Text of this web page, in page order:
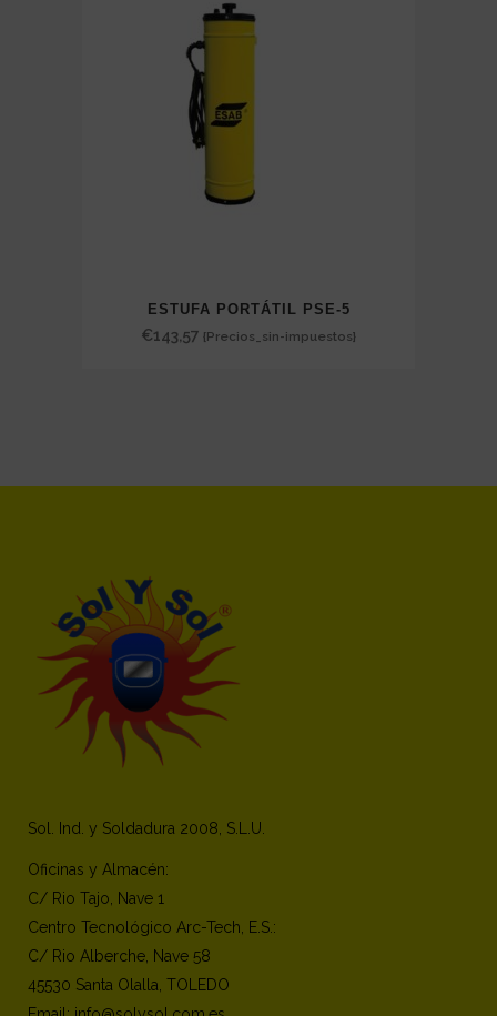
ESTUFA PORTÁTIL PSE-5
€143,57 {Precios_sin-impuestos}
Sol. Ind. y Soldadura 2008, S.L.U.
Oficinas y Almacén:
C/ Rio Tajo, Nave 1
Centro Tecnológico Arc-Tech, E.S.:
C/ Rio Alberche, Nave 58
45530 Santa Olalla, TOLEDO